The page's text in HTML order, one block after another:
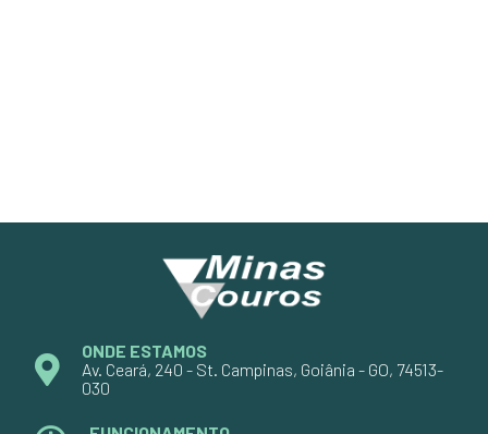
ONDE ESTAMOS
Av. Ceará, 240 - St. Campinas, Goiânia - GO, 74513-
030